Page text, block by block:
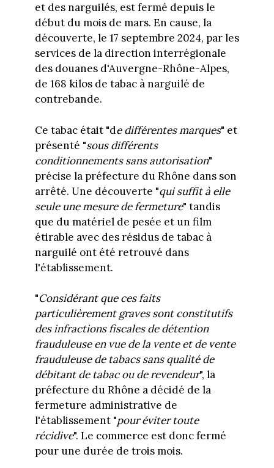
et des narguilés, est fermé depuis le
début du mois de mars. En cause, la
découverte, le 17 septembre 2024, par les
services de la direction interrégionale
des douanes d'Auvergne-Rhône-Alpes,
de 168 kilos de tabac à narguilé de
contrebande.
Ce tabac était "de différentes marques" et
présenté "sous différents
conditionnements sans autorisation"
précise la préfecture du Rhône dans son
arrêté. Une découverte "qui suffit à elle
seule une mesure de fermeture" tandis
que du matériel de pesée et un film
étirable avec des résidus de tabac à
narguilé ont été retrouvé dans
l'établissement.
"Considérant que ces faits
particulièrement graves sont constitutifs
des infractions fiscales de détention
frauduleuse en vue de la vente et de vente
frauduleuse de tabacs sans qualité de
débitant de tabac ou de revendeur", la
préfecture du Rhône a décidé de la
fermeture administrative de
l'établissement "pour éviter toute
récidive". Le commerce est donc fermé
pour une durée de trois mois.